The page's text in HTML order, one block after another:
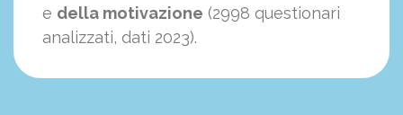
e della motivazione (2998 questionari
analizzati, dati 2023).